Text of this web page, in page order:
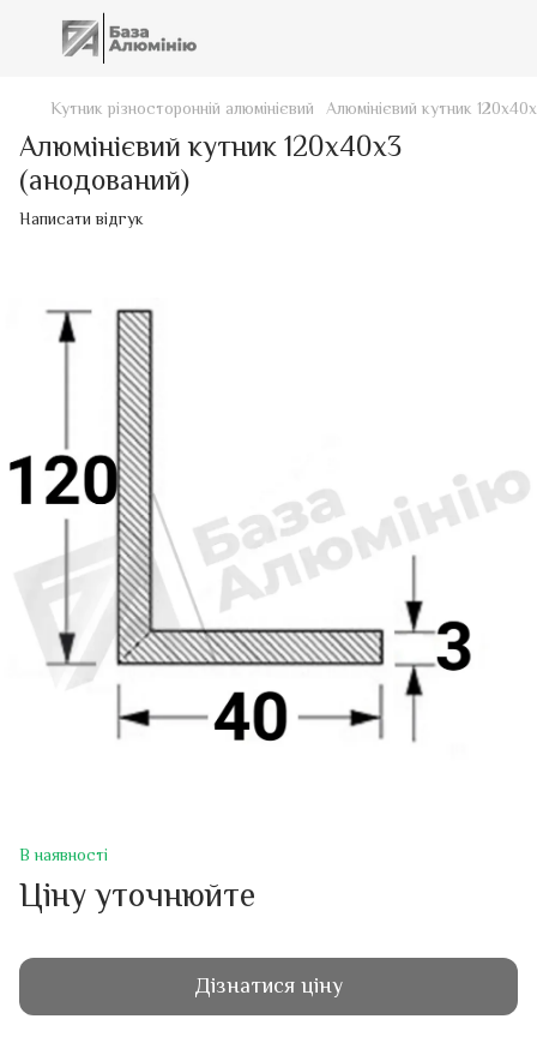
Кутник різносторонній алюмінієвий Алюмінієвий кутник
Алюмінієвий кутник 120х40х3
(анодований)
Написати відгук
В наявності
Ціну уточнюйте
Дізнатися ціну